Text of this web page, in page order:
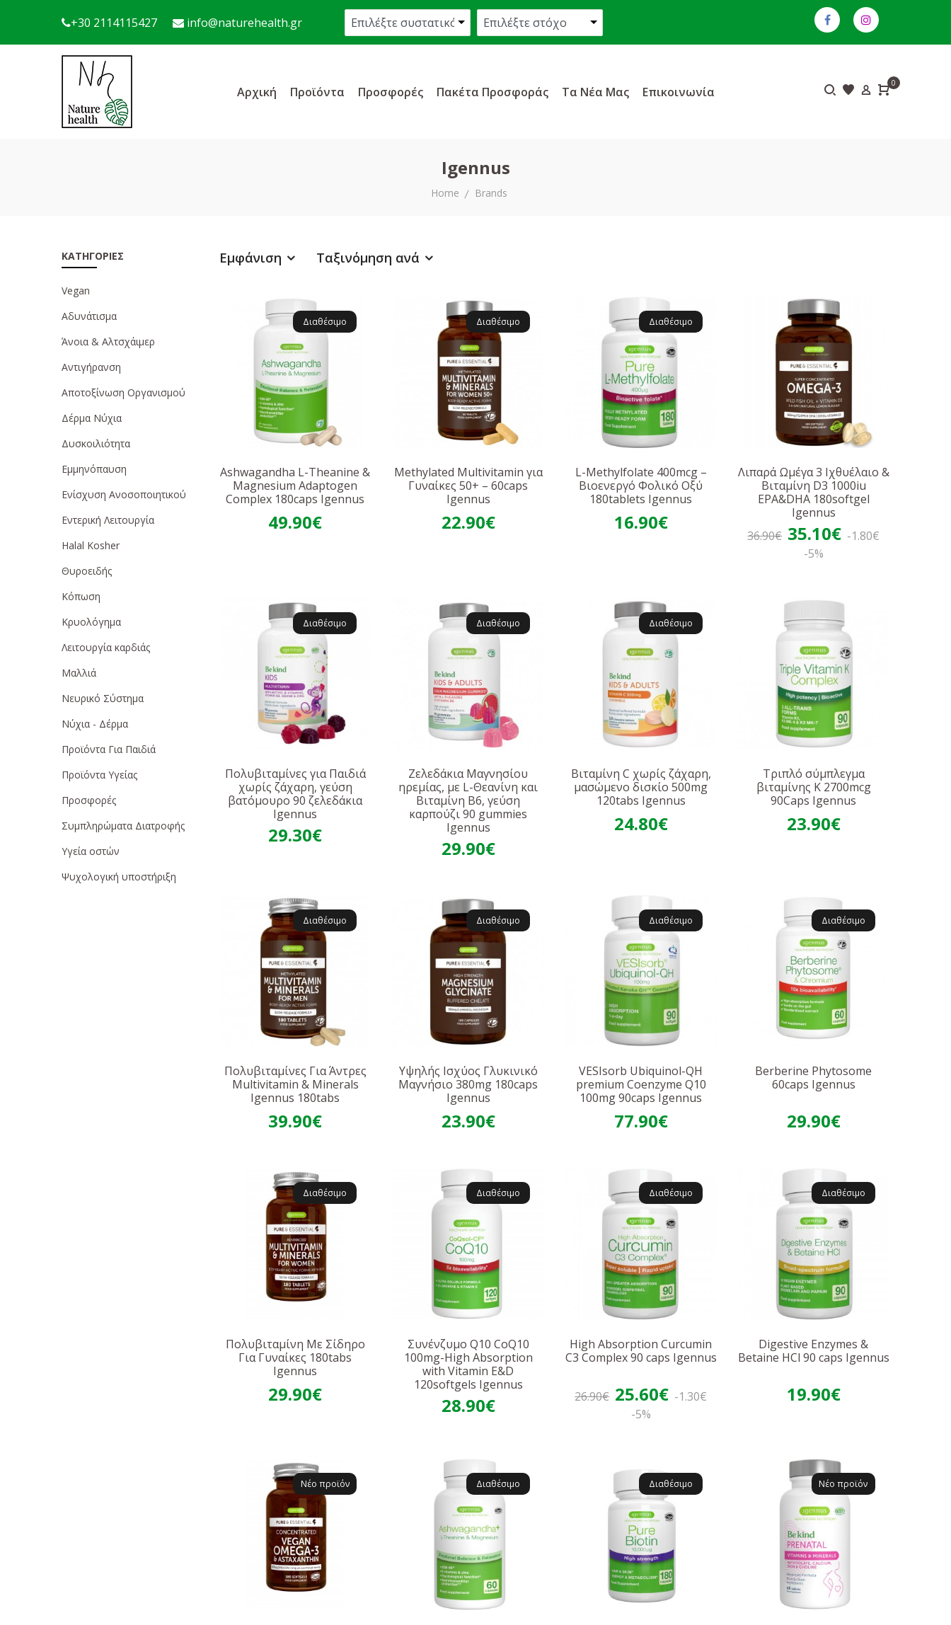
+30 2114115427 info@naturehealth.gr
Αρχική Προϊόντα Προσφορές Πακέτα Προσφοράς Τα Νέα Μας Επικοινωνία
0
Igennus
Home Brands
Εμφάνιση Ταξινόμηση ανά
Διαθέσιμο
Ashwagandha L-Theanine &
Magnesium Adaptogen
Complex 180caps Igennus
49.90€
Διαθέσιμο
Methylated Multivitamin για
Γυναίκες 50+ – 60caps
Igennus
22.90€
Διαθέσιμο
L-Methylfolate 400mcg –
Βιοενεργό Φολικό Οξύ
180tablets Igennus
16.90€
Λιπαρά Ωμέγα 3 Ιχθυέλαιο &
Βιταμίνη D3 1000iu
EPA&DHA 180softgel
Igennus
36.90€ 35.10€ -1.80€
-5%
Διαθέσιμο
Πολυβιταμίνες για Παιδιά
χωρίς ζάχαρη, γεύση
βατόμουρο 90 ζελεδάκια
Igennus
29.30€
Διαθέσιμο
Ζελεδάκια Mαγνησίου
ηρεμίας, με L-Θεανίνη και
Bιταμίνη B6, γεύση
καρπούζι 90 gummies
Igennus
29.90€
Διαθέσιμο
Βιταμίνη C χωρίς ζάχαρη,
μασώμενο δισκίο 500mg
120tabs Igennus
24.80€
Τριπλό σύμπλεγμα
βιταμίνης Κ 2700mcg
90Caps Igennus
23.90€
Διαθέσιμο
Πολυβιταμίνες Για Άντρες
Multivitamin & Minerals
Igennus 180tabs
39.90€
Διαθέσιμο
Υψηλής Ισχύος Γλυκινικό
Μαγνήσιο 380mg 180caps
Igennus
23.90€
Διαθέσιμο
VESIsorb Ubiquinol-QH
premium Coenzyme Q10
100mg 90caps Igennus
77.90€
Διαθέσιμο
Berberine Phytosome
60caps Igennus
29.90€
Διαθέσιμο
Πολυβιταμίνη Με Σίδηρο
Για Γυναίκες 180tabs
Igennus
29.90€
Διαθέσιμο
Συνένζυμο Q10 CoQ10
100mg-High Absorption
with Vitamin E&D
120softgels Igennus
28.90€
Διαθέσιμο
High Absorption Curcumin
C3 Complex 90 caps Igennus
26.90€ 25.60€ -1.30€
-5%
Διαθέσιμο
Digestive Enzymes &
Betaine HCl 90 caps Igennus
19.90€
Νέο προϊόν Διαθέσιμο Διαθέσιμο Νέο προϊόν
ΚΑΤΗΓΟΡΊΕΣ
Vegan
Αδυνάτισμα
Άνοια & Αλτσχάιμερ
Αντιγήρανση
Αποτοξίνωση Οργανισμού
Δέρμα Νύχια
Δυσκοιλιότητα
Εμμηνόπαυση
Ενίσχυση Ανοσοποιητικού
Εντερική Λειτουργία
Ηalal Κosher
Θυροειδής
Κόπωση
Κρυολόγημα
Λειτουργία καρδιάς
Μαλλιά
Νευρικό Σύστημα
Νύχια - Δέρμα
Προϊόντα Για Παιδιά
Προϊόντα Υγείας
Προσφορές
Συμπληρώματα Διατροφής
Υγεία οστών
Ψυχολογική υποστήριξη